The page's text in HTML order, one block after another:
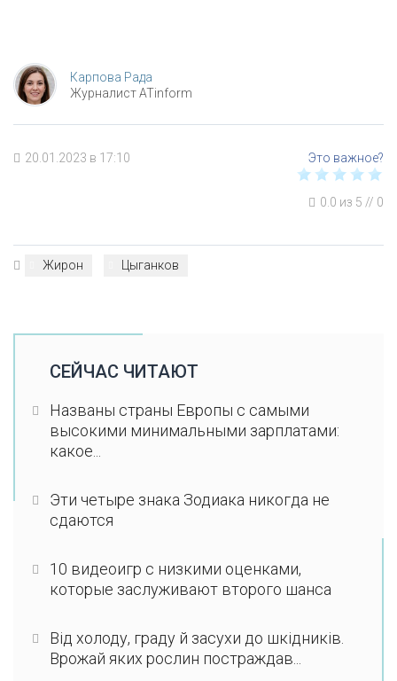
Карпова Рада
Журналист ATinform
20.01.2023 в 17:10
0.0 из 5 // 0
Жирон Цыганков
СЕЙЧАС ЧИТАЮТ
Названы страны Европы с самыми
высокими минимальными зарплатами:
какое...
Эти четыре знака Зодиака никогда не
сдаются
10 видеоигр с низкими оценками,
которые заслуживают второго шанса
Від холоду, граду й засухи до шкідників.
Врожай яких рослин постраждав...